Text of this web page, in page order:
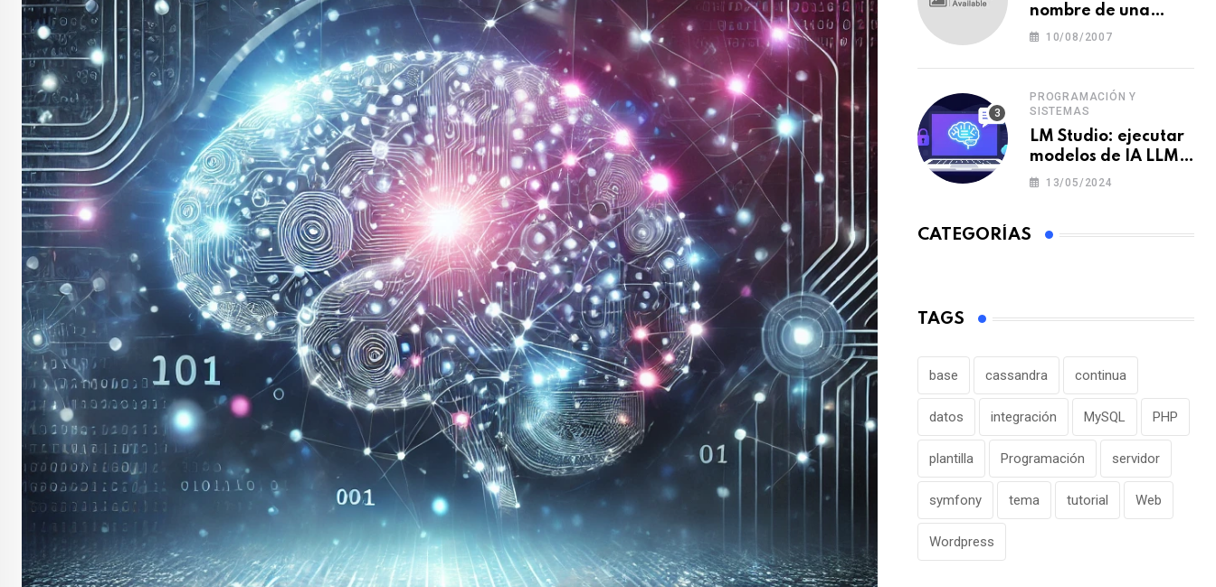
nombre de una
tipografía (o una
letra)
10/08/2007
PROGRAMACIÓN Y
SISTEMAS
LM Studio: ejecutar
modelos de IA LLM
en un portátil o pc y
13/05/2024
CATEGORÍAS
TAGS
base cassandra continua
datos integración MySQL PHP
plantilla Programación servidor
symfony tema tutorial Web
Wordpress